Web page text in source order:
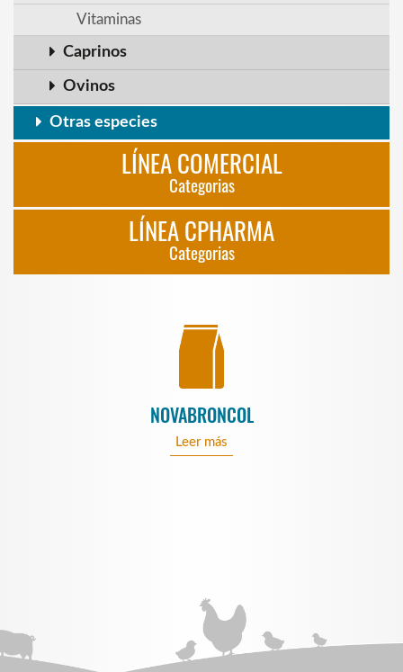
Vitaminas
Caprinos
Ovinos
Otras especies
LÍNEA COMERCIAL
Categorias
LÍNEA CPHARMA
Categorias
NOVABRONCOL
Leer más